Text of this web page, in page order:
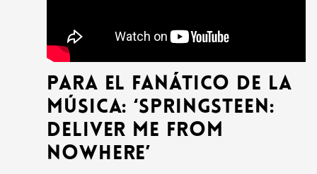
Para el Fanático de la
Música: ‘Springsteen:
Deliver Me From
Nowhere’